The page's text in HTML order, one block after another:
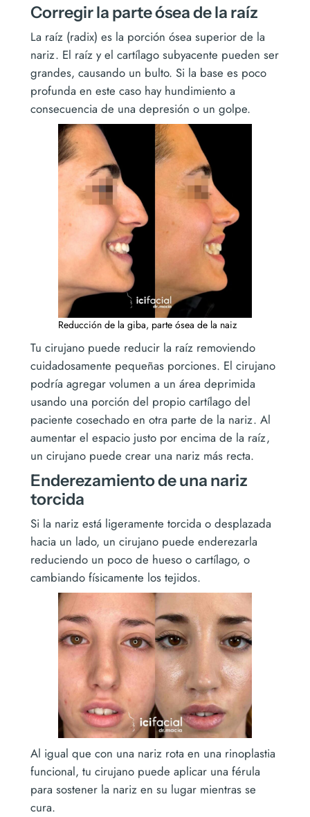
Corregir la parte ósea de la raíz
La raíz (radix) es la porción ósea superior de la
nariz. El raíz y el cartílago subyacente pueden ser
grandes, causando un bulto. Si la base es poco
profunda en este caso hay hundimiento a
consecuencia de una depresión o un golpe.
Reducción de la giba, parte ósea de la naiz
Tu cirujano puede reducir la raíz removiendo
cuidadosamente pequeñas porciones. El cirujano
podría agregar volumen a un área deprimida
usando una porción del propio cartílago del
paciente cosechado en otra parte de la nariz. Al
aumentar el espacio justo por encima de la raíz,
un cirujano puede crear una nariz más recta.
Enderezamiento de una nariz
torcida
Si la nariz está ligeramente torcida o desplazada
hacia un lado, un cirujano puede enderezarla
reduciendo un poco de hueso o cartílago, o
cambiando físicamente los tejidos.
Al igual que con una nariz rota en una rinoplastia
funcional, tu cirujano puede aplicar una férula
para sostener la nariz en su lugar mientras se
cura.